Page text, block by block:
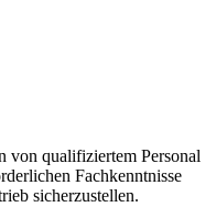
von qualifiziertem Personal
Fachkenntnisse
sicherzustellen.